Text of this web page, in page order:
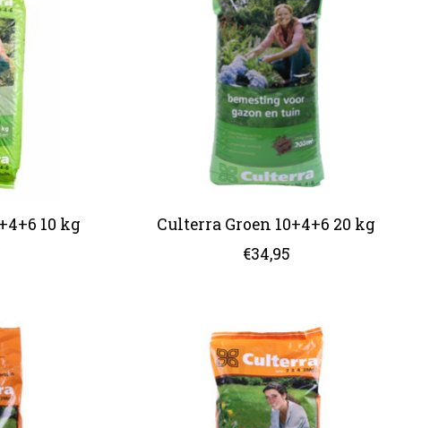
10 kg
Culterra Groen 10+4+6 20 kg
€34,95